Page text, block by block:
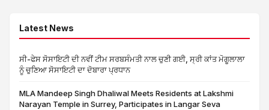
Latest News
ਸੀ-ਫੇਸ ਸੋਸਾਇਟੀ ਦੀ ਨਵੀਂ ਟੀਮ ਸਰਬਸੰਮਤੀ ਨਾਲ ਚੁਣੀ ਗਈ, ਸ੍ਰੀ ਕਾਂਤ ਮੋਗੂਲਾਲਾ
ਨੂੰ ਚੁਣਿਆ ਸੋਸਾਇਟੀ ਦਾ ਦੋਬਾਰਾ ਪ੍ਰਧਾਨ
MLA Mandeep Singh Dhaliwal Meets Residents at Lakshmi
Narayan Temple in Surrey, Participates in Langar Seva